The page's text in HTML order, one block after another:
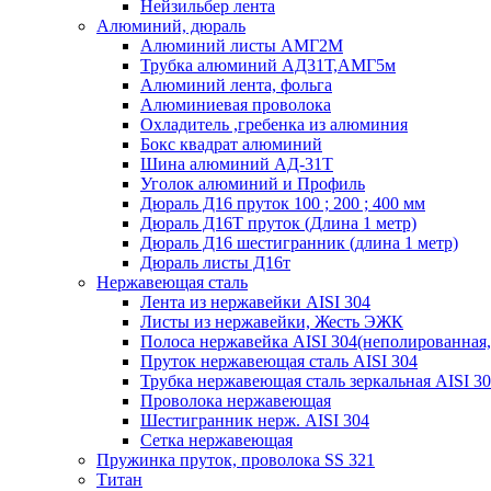
Нейзильбер лента
Алюминий, дюраль
Алюминий листы АМГ2М
Трубка алюминий АД31Т,АМГ5м
Алюминий лента, фольга
Алюминиевая проволока
Охладитель ,гребенка из алюминия
Бокс квадрат алюминий
Шина алюминий АД-31Т
Уголок алюминий и Профиль
Дюраль Д16 пруток 100 ; 200 ; 400 мм
Дюраль Д16Т пруток (Длина 1 метр)
Дюраль Д16 шестигранник (длина 1 метр)
Дюраль листы Д16т
Нержавеющая сталь
Лента из нержавейки AISI 304
Листы из нержавейки, Жесть ЭЖК
Полоса нержавейка АISI
Пруток нержавеющая сталь AISI 304
Трубка нержавеющая сталь зеркальная AISI
Проволока нержавеющая
Шестигранник нерж. AISI 304
Сетка нержавеющая
Пружинка пруток, проволока SS 321
Титан